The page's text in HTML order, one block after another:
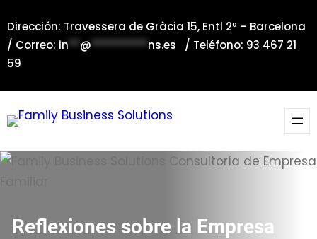
al
contenido
Dirección: Travessera de Gràcia 15, Entl 2ª – Barcelona
/ Correo: in**@**********ns.es / Teléfono: 93 467 21
59
Reflexiones sobre la Empresa